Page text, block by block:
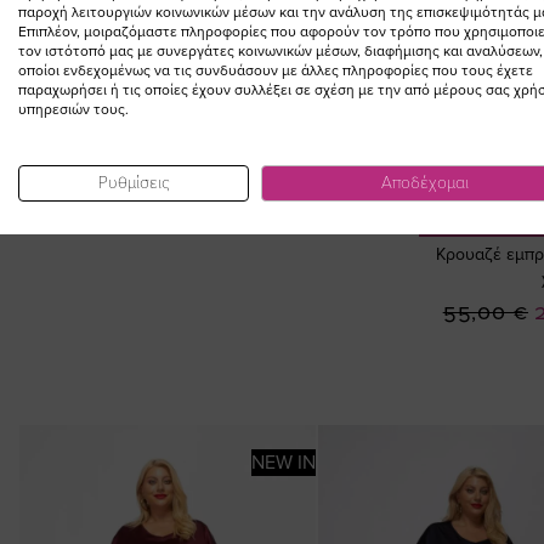
ΣΥΜΠΛΗΡΩΣΤΕ ΤΟ
LOOK
Κρουαζέ
55,00 €
NEW IN
παροχή λειτουργιών κοινωνικών μέσων και την ανάλυση της επισκεψιμότητάς
Επιπλέον, μοιραζόμαστε πληροφορίες που αφορούν τον τρόπο που
τον ιστότοπό μας με συνεργάτες κοινωνικών μέσων, διαφήμισης και αναλύσεων,
οποίοι ενδεχομένως να τις συνδυάσουν με άλλες πληροφορίες που τους έχετε
παραχωρήσει ή τις οποίες έχουν συλλέξει σε σχέση με την από μέρους σας
υπηρεσιών τους.
Ρυθμίσεις Αποδέχομαι